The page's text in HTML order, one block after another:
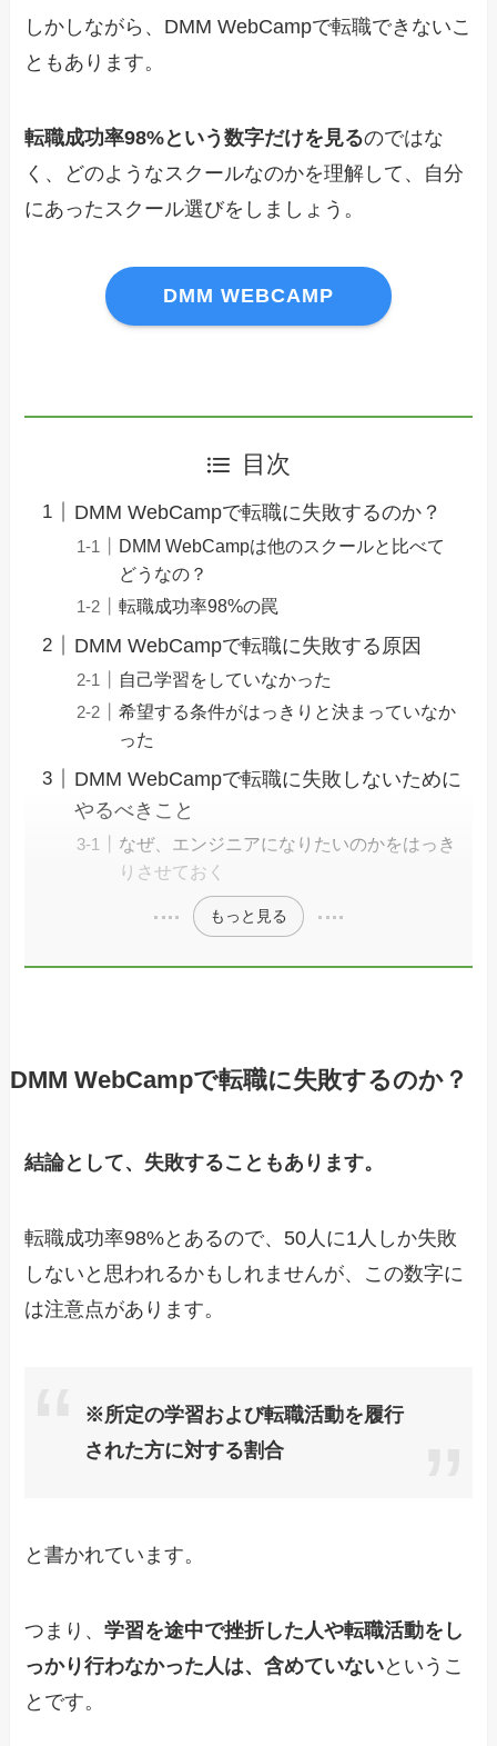
しかしながら、DMM WebCampで転職できないこ
ともあります。
転職成功率98%という数字だけを見るのではな
く、どのようなスクールなのかを理解して、自分
にあったスクール選びをしましょう。
DMM WEBCAMP
目次
DMM WebCampで転職に失敗するのか？
DMM WebCampは他のスクールと比べて
どうなの？
転職成功率98%の罠
DMM WebCampで転職に失敗する原因
自己学習をしていなかった
希望する条件がはっきりと決まっていなか
った
DMM WebCampで転職に失敗しないために
やるべきこと
なぜ、エンジニアになりたいのかをはっき
りさせておく
もっと見る
DMM WebCampで転職に失敗するのか？
結論として、失敗することもあります。
転職成功率98%とあるので、50人に1人しか失敗
しないと思われるかもしれませんが、この数字に
は注意点があります。
※所定の学習および転職活動を履行
された方に対する割合
と書かれています。
つまり、学習を途中で挫折した人や転職活動をし
っかり行わなかった人は、含めていないというこ
とです。